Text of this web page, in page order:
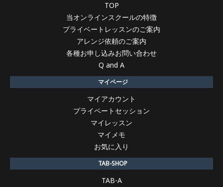
TOP
当オンラインスクールの特徴
プライベートレッスンのご案内
アレンジ依頼のご案内
各種お申し込みお問い合わせ
Q and A
マイページ
マイアカウント
プライベートセッション
マイレッスン
マイメモ
お気に入り
TAB-SHOP
TAB-A